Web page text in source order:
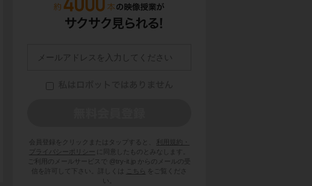
会員登録をクリックまたはタップすると、
利用規約・
プライバシーポリシー
に同意したものとみなします。
ご利用のメールサービスで @try-it.jp からのメールの受
信を許可して下さい。詳しくは
こちら
をご覧くださ
い。